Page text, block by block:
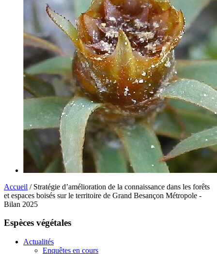
Accueil / Stratégie d’amélioration de la connaissance dans les forêts
et espaces boisés sur le territoire de Grand Besançon Métropole -
Bilan 2025
Espèces végétales
Actualités
Enquêtes en cours